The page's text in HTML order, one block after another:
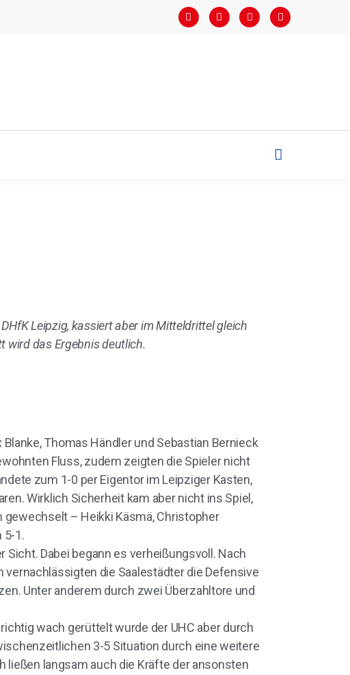
Leipzig, kassiert aber im Mitteldrittel gleich
wird das Ergebnis deutlich.
Thomas Händler und Sebastian Bernieck
Fluss, zudem zeigten die Spieler nicht
zum 1-0 per Eigentor im Leipziger Kasten,
Wirklich Sicherheit kam aber nicht ins Spiel,
– Heikki Käsmä, Christopher
5-1.
Dabei begann es verheißungsvoll. Nach
vernachlässigten die Saalestädter die Defensive
Unter anderem durch zwei Überzahltore und
wach gerüttelt wurde der UHC aber durch
3-5 Situation durch eine weitere
langsam auch die Kräfte der ansonsten